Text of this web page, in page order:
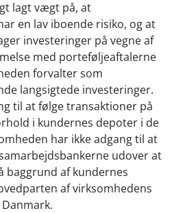
lagt vægt på, at
en lav iboende risiko, og at
investeringer på vegne af
med porteføljeaftalerne
forvalter som
langsigtede investeringer.
til at følge transaktioner på
i kundernes depoter i de
har ikke adgang til at
udover at
baggrund af kundernes
af virksomhedens